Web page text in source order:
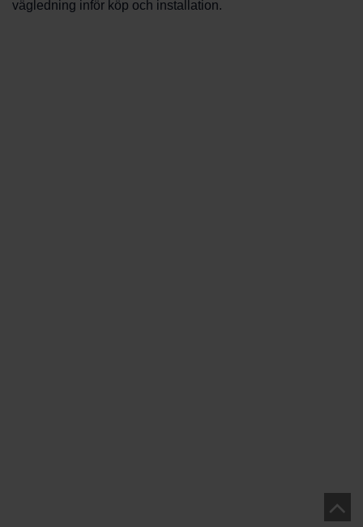
vägledning inför köp och installation.